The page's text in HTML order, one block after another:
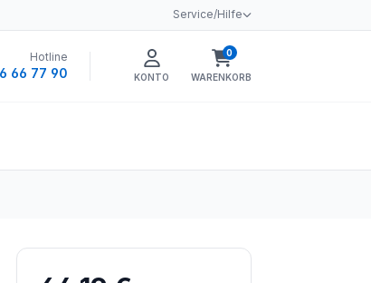
Service/Hilfe
Hotline
66 77 90 KONTO
0
WARENKORB
Warenkorb enthält